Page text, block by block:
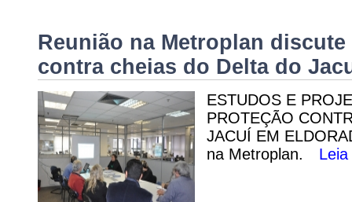
Reunião na Metroplan
contra cheias do Delta do
ESTUDOS E
PROTEÇÃO
JACUÍ EM
na Metroplan.